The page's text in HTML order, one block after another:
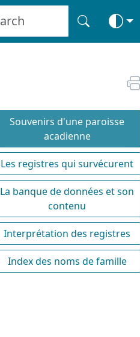
Souvenirs d'une paroisse
acadienne
Les registres qui survécurent
La banque de données et son
contenu
Interprétation des registres
Index des noms de famille